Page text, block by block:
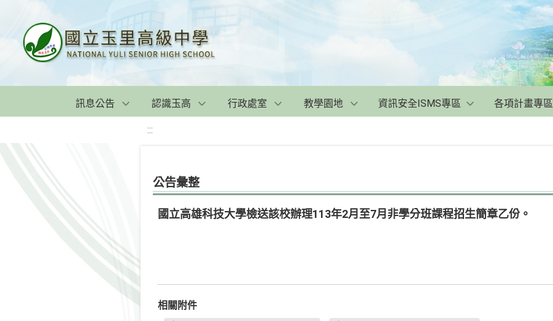
訊息公告 認識玉高 行政處室 教學園地 資訊安全ISMS專區 各項計畫專區
:::
公告彙整
國立高雄科技大學檢送該校辦理113年2月至7月非學分班課程招生簡章乙份。
相關附件